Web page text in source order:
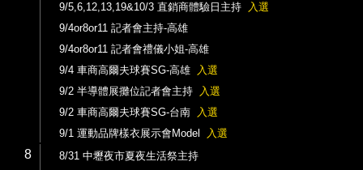
9/5,6,12,13,19&10/3 直銷商體驗日主持
入選
9/4or8or11 記者會主持-高雄
9/4or8or11 記者會禮儀小姐-高雄
9/4 車商高爾夫球賽SG-高雄
入選
9/2 半導體展攤位記者會主持
入選
9/2 車商高爾夫球賽SG-台南
入選
9/1 運動品牌樣衣展示會Model
入選
8 8/31 中壢夜市夏夜生活祭主持